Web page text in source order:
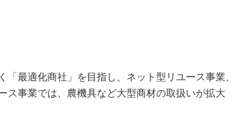
最適化商社」を目指し、ネット型リユース事業、
ス事業では、農機具など大型商材の取扱いが拡大